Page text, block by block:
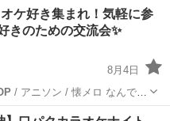
ケ好き集まれ！気軽に参
きのための交流会✨
8月4日
/ アニソン / 懐メロ なんでも
ティー